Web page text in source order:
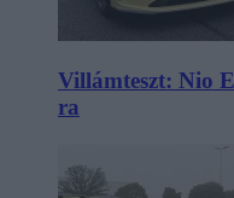
Villámteszt: Nio
ra